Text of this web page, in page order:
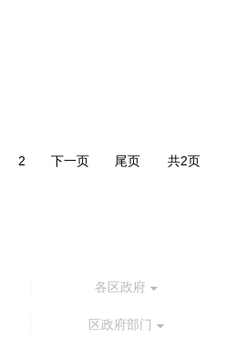
2 下一页 尾页 共2页
各区政府
区政府部门